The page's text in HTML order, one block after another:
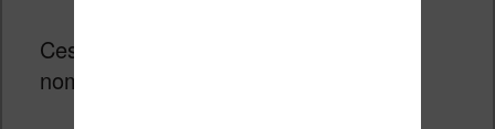
Ces jeux sont déjà disponibles pour de
nombreux appareils.